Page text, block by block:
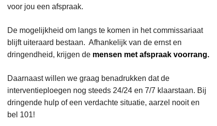
voor jou een afspraak.
De mogelijkheid om langs te komen in het commissariaat
blijft uiteraard bestaan. Afhankelijk van de ernst en
dringendheid, krijgen de mensen met afspraak voorrang.
Daarnaast willen we graag benadrukken dat de
interventieploegen nog steeds 24/24 en 7/7 klaarstaan. Bij
dringende hulp of een verdachte situatie, aarzel nooit en
bel 101!